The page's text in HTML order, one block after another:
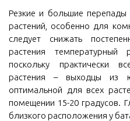
Резкие и большие перепады
растений, особенно для
следует снижать
растения
поскольку практически
растения – выходцы из
оптимальной для всех
помещении 15-20 градусов.
близкого расположения у